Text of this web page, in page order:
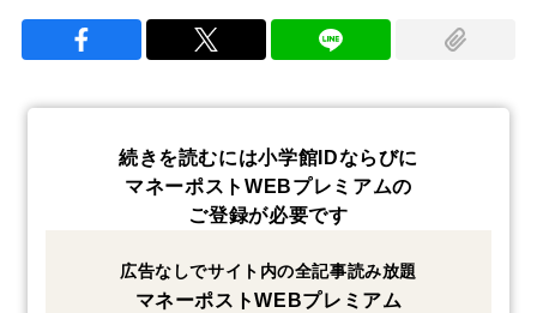
続きを読むには小学館IDならびに
マネーポストWEBプレミアムの
ご登録が必要です
広告なしでサイト内の全記事読み放題
マネーポストWEBプレミアム